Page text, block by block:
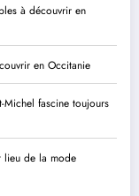
à découvrir en
en Occitanie
Michel fascine toujours
lieu de la mode